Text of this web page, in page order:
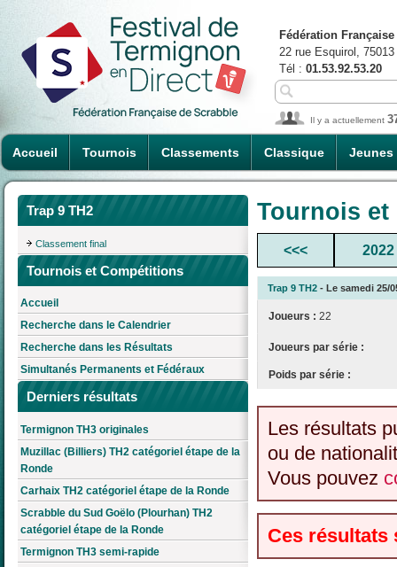
Accueil Tournois Classements Classique Jeunes
Fédération
22 rue Esquirol,
Tél : 01.53.92.53.20
Il y a actuellement
Trap 9 TH2
Classement final
Tournois et Compétitions
Accueil
Recherche dans le Calendrier
Recherche dans les Résultats
Simultanés Permanents et Fédéraux
Derniers résultats
Termignon TH3 originales
Muzillac (Billiers) TH2 catégoriel étape de la
Ronde
Carhaix TH2 catégoriel étape de la Ronde
Scrabble du Sud Goëlo (Plourhan) TH2
catégoriel étape de la Ronde
Termignon TH3 semi-rapide
Tournois
<<< 2022
Trap 9 TH2 - Le samedi 25/
Joueurs : 22
Joueurs par série :
Poids par série :
Les résultats
ou de
Vous pouvez
Ces résultats